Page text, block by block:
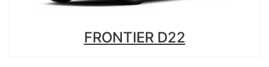
FRONTIER D22